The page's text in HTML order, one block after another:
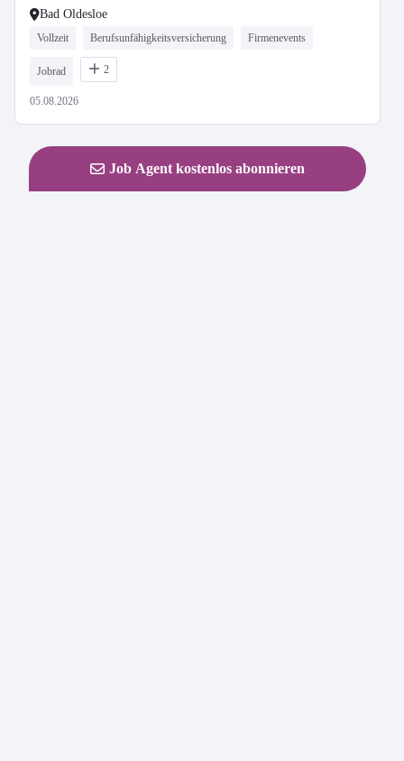
Bad Oldesloe
Vollzeit Berufsunfähigkeitsversicherung Firmenevents
Jobrad 2
05.08.2026
Job Agent kostenlos abonnieren